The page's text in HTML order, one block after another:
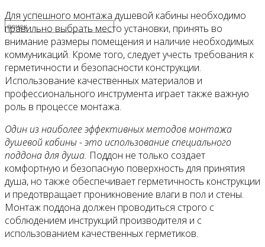
Для успешного монтажа душевой кабины необходимо
правильно выбрать место установки, принять во
внимание размеры помещения и наличие необходимых
коммуникаций. Кроме того, следует учесть требования к
герметичности и безопасности конструкции.
Использование качественных материалов и
профессионального инструмента играет также важную
роль в процессе монтажа.
Один из наиболее эффективных методов монтажа
душевой кабины - это использование специального
поддона для душа. Поддон не только создает
комфортную и безопасную поверхность для принятия
душа, но также обеспечивает герметичность конструкции
и предотвращает проникновение влаги в пол и стены.
Монтаж поддона должен проводиться строго с
соблюдением инструкций производителя и с
использованием качественных герметиков.